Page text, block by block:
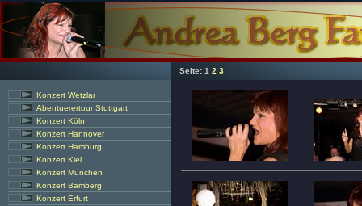
Seite: 1 2 3
Konzert Wetzlar
Abentuerertour Stuttgart
Konzert Köln
Konzert Hannover
Konzert Hamburg
Konzert Kiel
Konzert München
Konzert Bamberg
Konzert Erfurt